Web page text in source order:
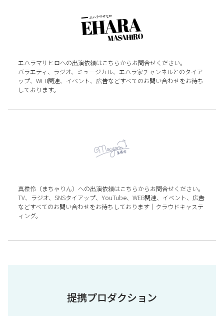
エハラマサヒロへの出演依頼はこちらからお問合せください。
バラエティ、ラジオ、ミュージカル、エハラ家チャンネルとのタイア
ップ、WEB関連、イベント、広告などすべてのお問い合わせをお待ち
しております。
真楪伶（まちゃりん）への出演依頼はこちらからお問合せください。
TV、ラジオ、SNSタイアップ、YouTube、WEB関連、イベント、広告
などすべてのお問い合わせをお待ちしております｜クラウドキャステ
ィング。
提携プロダクション